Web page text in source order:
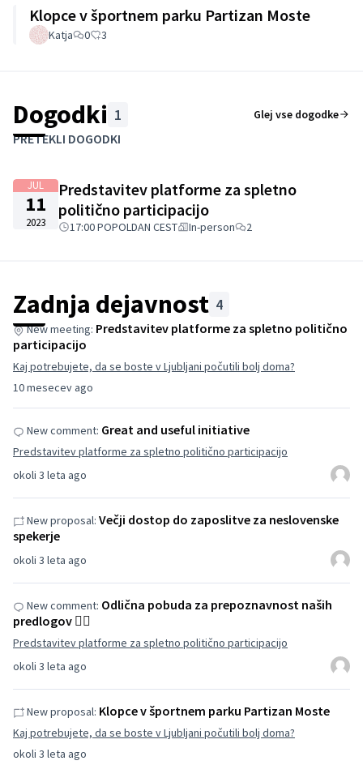
Klopce v športnem parku Partizan Moste
Katja 0 3
Dogodki 1 Glej vse dogodke
Naslednji element je zemljevid, ki prikazuje elemente na tej
Preskoči zemljevid
−
Leaflet HERE maps
PRETEKLI DOGODKI
JUL
11
2023
Predstavitev platforme za spletno
politično participacijo
17:00 POPOLDAN CEST In-person 2
Zadnja dejavnost 4
10 mesecev ago
New meeting: Predstavitev platforme za spletno politično
participacijo
Kaj potrebujete, da se boste v Ljubljani počutili bolj doma?
okoli 3 leta ago
New comment: Great and useful initiative
Predstavitev platforme za spletno politično participacijo
okoli 3 leta ago
New proposal: Večji dostop do zaposlitve za neslovenske
spekerje
okoli 3 leta ago
New comment: Odlična pobuda za prepoznavnost naših
predlogov 👌🏽
Predstavitev platforme za spletno politično participacijo
okoli 3 leta ago
New proposal: Klopce v športnem parku Partizan Moste
Kaj potrebujete, da se boste v Ljubljani počutili bolj doma?